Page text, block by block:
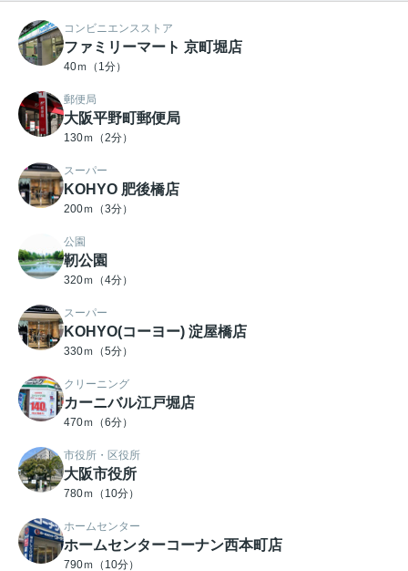
コンビニエンスストア
ファミリーマート 京町堀店
40ｍ（1分）
郵便局
大阪平野町郵便局
130ｍ（2分）
スーパー
KOHYO 肥後橋店
200ｍ（3分）
公園
靭公園
320ｍ（4分）
スーパー
KOHYO(コーヨー) 淀屋橋店
330ｍ（5分）
クリーニング
カーニバル江戸堀店
470ｍ（6分）
市役所・区役所
大阪市役所
780ｍ（10分）
ホームセンター
ホームセンターコーナン西本町店
790ｍ（10分）